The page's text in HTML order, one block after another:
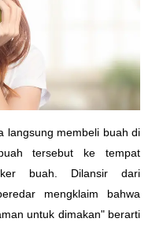
langsung membeli buah di
tersebut ke tempat
buah. Dilansir dari
mengklaim bahwa
untuk dimakan" berarti